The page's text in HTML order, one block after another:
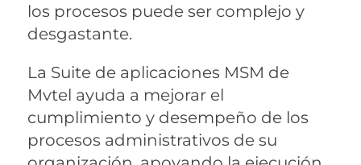
los procesos puede ser complejo y
desgastante.
La Suite de aplicaciones MSM de
Mvtel ayuda a mejorar el
cumplimiento y desempeño de los
procesos administrativos de su